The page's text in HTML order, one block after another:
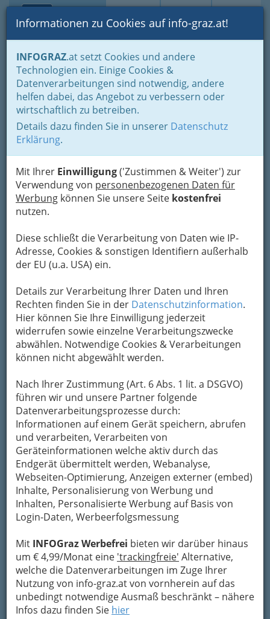
Suche Login Toggle
Informationen zu Cookies auf info-graz.at!
INFOGRAZ.at setzt Cookies und andere
Technologien ein. Einige Cookies &
Datenverarbeitungen sind notwendig, andere
helfen dabei, das Angebot zu verbessern oder
wirtschaftlich zu betreiben.
Details dazu finden Sie in unserer Datenschutz
Erklärung.
Mit Ihrer Einwilligung('Zustimmen & Weiter') zur
Verwendung von personenbezogenen Daten für
Werbung können Sie unsere Seite kostenfrei
nutzen.
Diese schließt die Verarbeitung von Daten wie IP-
Adresse, Cookies & sonstigen Identifiern außerhalb
der EU (u.a. USA) ein.
Details zur Verarbeitung Ihrer Daten und Ihren
Rechten finden Sie in der Datenschutzinformation.
Hier können Sie Ihre Einwilligung jederzeit
widerrufen sowie einzelne Verarbeitungszwecke
abwählen. Notwendige Cookies & Verarbeitungen
können nicht abgewählt werden.
Nach Ihrer Zustimmung (Art. 6 Abs. 1 lit. a DSGVO)
führen wir und unsere Partner folgende
Datenverarbeitungsprozesse durch:
Informationen auf einem Gerät speichern, abrufen
und verarbeiten, Verarbeiten von
Geräteinformationen welche aktiv durch das
Endgerät übermittelt werden, Webanalyse,
Webseiten-Optimierung, Anzeigen externer (embed)
Inhalte, Personalisierung von Werbung und
Inhalten, Personalisierte Werbung auf Basis von
Login-Daten, Werbeerfolgsmessung
Mit INFOGraz Werbefrei bieten wir darüber hinaus
um € 4,99/Monat eine 'trackingfreie' Alternative,
welche die Datenverarbeitungen im Zuge Ihrer
Nutzung von info-graz.at von vornherein auf das
unbedingt notwendige Ausmaß beschränkt – nähere
Infos dazu finden Sie hier
Home Lifestyle
Freizeit & Sport in der Steiermark
Wohin am Wochenende
SCHLOSS SEGGAU
Schlosstaverne & Weinkeller
Seggauberg 1, 8430 Leibnitz
+43 3452 82435 - 7605
+43 3452 82435 - 7777
Karte
Adresse mit Google Maps anschauen
Kontaktaufnahme
Um die Info-Graz Firmenvor Spam-Mails zu
bewahren, verwenden wir an dieser Stelle zur
Übermittlung Ihrer Nachricht ein sicheres
Formular. Ihre Nachricht wird nach dem
Unternehmen SCHLOSS SEGGAU Schlosstaverne
& Weinkeller weitergeleitet.
Mein Name
Meine Email Adresse
Mein Betreff
Meine Nachricht